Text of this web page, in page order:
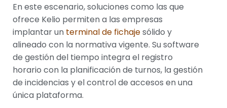
En este escenario, soluciones como las que
ofrece Kelio permiten a las empresas
implantar un terminal de fichajesólido y
alineado con la normativa vigente. Su software
de gestión del tiempo integra el registro
horario con la planificación de turnos, la gestión
de incidencias y el control de accesos en una
única plataforma.